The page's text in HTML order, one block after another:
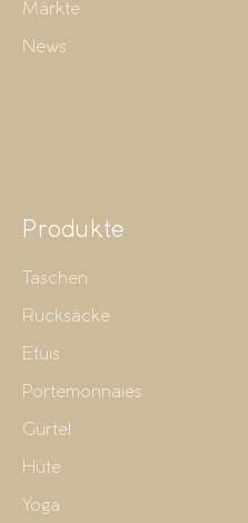
Märkte
News
Produkte
Taschen
Rucksäcke
Etuis
Portemonnaies
Gürtel
Hüte
Yoga